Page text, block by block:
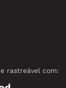
rastreável com: